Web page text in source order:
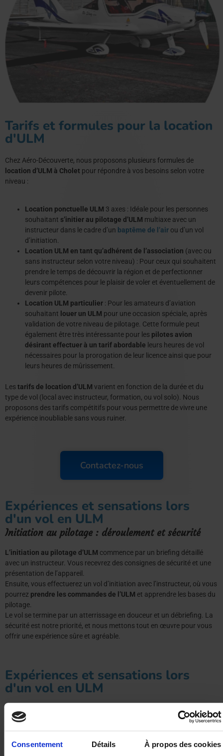
Consentement Détails À propos des cookies
Tarifs et formules pour la location
d'ULM
Chez Aéro-Découverte, nous proposons plusieurs formules de
location d’ULM à Cholet pour répondre à vos besoins selon votre
niveau :
Location ponctuelle ULM 3 axes : Idéale pour les personnes
souhaitant s’initier au pilotage d’ULM multiaxe avec un
instructeur dans le cadre d’un baptême de l’air ou d’un vol
d’initiation.
Location ULM en tant qu’adhérent de l’association (avec ou
sans instructeur selon votre niveau) : Pour ceux qui souhaitent
prendre le temps de découvrir la région et de perfectionner
leurs compétences pour le plaisir de voler et éventuellement de
devenir pilote.
Location ULM particulier : Pour les amateurs d’aviation
souhaitant louer un ULM pour une occasion spéciale, après
validation de votre niveau de pilotage. Cette formule peut
également être très intéressante pour les pilotes avion
désirant effectuer à un tarif abordable leurs heures de vol
nécessaires pour la prorogation de leur licence ainsi que pour
leurs heures de mûrissement.
Les tarifs de location d’ULM varient en fonction de la durée et du
type de vol (local avec instructeur, formation, ou vol solo). Nous
proposons des tarifs compétitifs pour vous permettre de vivre une
expérience inoubliable sans vous ruiner.
Contactez-nous
Expériences et sensations lors
d'un vol en ULM
Initiation au pilotage : déroulement et sécurité
L’initiation au pilotage d’ULM commence par un briefing détaillé
avec un instructeur. Vous recevrez des consignes de sécurité et une
présentation de l’appareil.
Ensuite, vous effectuerez un vol d’initiation avec l’instructeur, où vous
pourrez prendre les commandes de l’ULM et apprendre les bases du
pilotage.
Le vol se termine par un atterrissage en douceur et un débriefing. La
sécurité est notre priorité, et nous mettons tout en œuvre pour vous
offrir une expérience sûre et agréable.
Expériences et sensations lors
d'un vol en ULM
Louer et voler en ULM à Cholet
offre des vues imprenables sur la
région. Vous pourrez survoler les rives de la Loire, les collines
verdoyantes et les villages pittoresques du Maine-et-Loire.
Chaque vol est une opportunité de découvrir des panoramas uniques
et de vivre des moments inoubliables. Les paysages variés et